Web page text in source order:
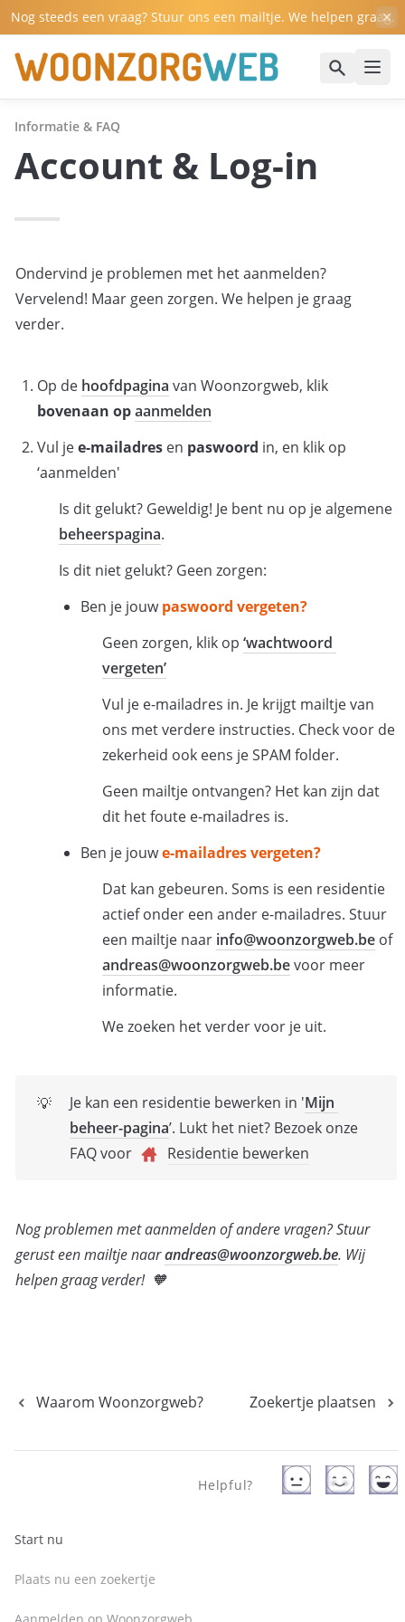
Nog steeds een vraag? Stuur ons een mailtje. We helpen graag.
Informatie & FAQ
Account & Log-in
Ondervind je problemen met het aanmelden?
Vervelend! Maar geen zorgen. We helpen je graag
verder.
Op de hoofdpagina van Woonzorgweb, klik
bovenaan op aanmelden
Vul je e-mailadres en paswoord in, en klik op
‘aanmelden'
beheerspagina.
Is dit niet gelukt? Geen zorgen:
Ben je jouw paswoord vergeten?
Geen zorgen, klik op ‘wachtwoord
vergeten’
Vul je e-mailadres in. Je krijgt mailtje van
ons met verdere instructies. Check voor de
zekerheid ook eens je SPAM folder.
Geen mailtje ontvangen? Het kan zijn dat
dit het foute e-mailadres is.
Ben je jouwe-mailadres vergeten?
Dat kan gebeuren. Soms is een residentie
actief onder een ander e-mailadres. Stuur
een mailtje naar info@woonzorgweb.be
of
andreas@woonzorgweb.be voor meer
informatie.
We zoeken het verder voor je uit.
💡 Je kan een residentie bewerken in 'Mijn
beheer-pagina’. Lukt het niet? Bezoek onze
FAQ voor
Residentie bewerken
Nog problemen met aanmelden of andere vragen? Stuur
gerust een mailtje naar andreas@woonzorgweb.be. Wij
helpen graag verder!  🧡
Waarom Woonzorgweb? Zoekertje plaatsen
Helpful?
Start nu
Plaats nu een zoekertje